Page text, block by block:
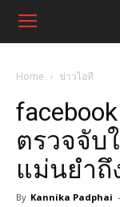
Home ข่าวไอที
ตรวจจับ
แม่นยำถึ
By Kannika Padphai -